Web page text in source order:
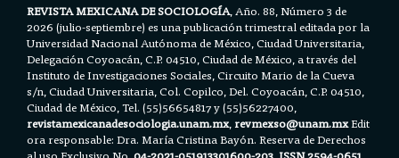
REVISTA MEXICANA DE SOCIOLOGÍA, Año. 88, Número 3 de
2026 (julio-septiembre) es una publicación trimestral editada por la
Universidad Nacional Autónoma de México, Ciudad Universitaria,
Delegación Coyoacán, C.P. 04510, Ciudad de México, a través del
Instituto de Investigaciones Sociales, Circuito Mario de la Cueva
s/n, Ciudad Universitaria, Col. Copilco, Del. Coyoacán, C.P. 04510,
Ciudad de México, Tel. (55)56654817 y (55)56227400,
revistamexicanadesociologia.unam.mx,revmexso@unam.mxEdit
ora responsable: Dra. María Cristina Bayón. Reserva de Derechos